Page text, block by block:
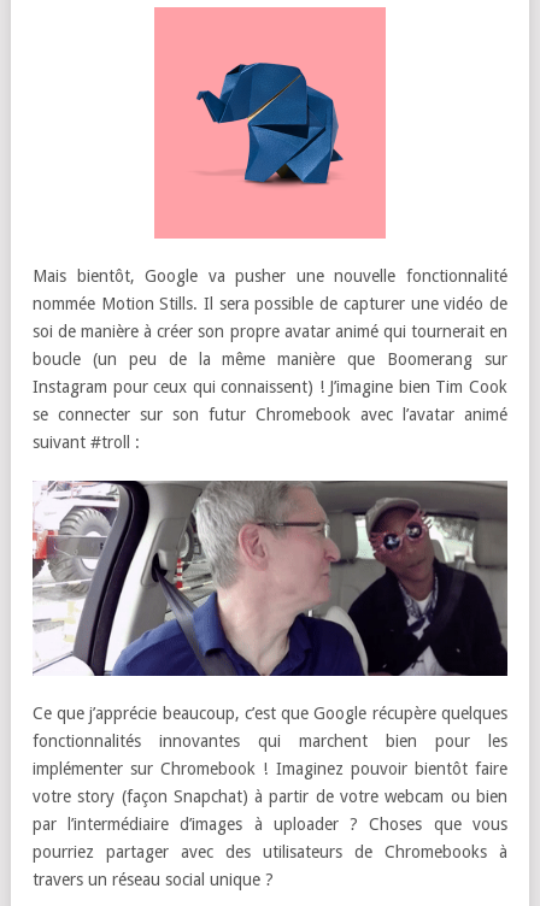
Mais bientôt, Google va pusher une nouvelle fonctionnalité
nommée Motion Stills. Il sera possible de capturer une vidéo de
soi de manière à créer son propre avatar animé qui tournerait en
boucle (un peu de la même manière que Boomerang sur
Instagram pour ceux qui connaissent) ! J’imagine bien Tim Cook
se connecter sur son futur Chromebook avec l’avatar animé
suivant #troll :
Ce que j’apprécie beaucoup, c’est que Google récupère quelques
fonctionnalités innovantes qui marchent bien pour les
implémenter sur Chromebook ! Imaginez pouvoir bientôt faire
votre story (façon Snapchat) à partir de votre webcam ou bien
par l’intermédiaire d’images à uploader ? Choses que vous
pourriez partager avec des utilisateurs de Chromebooks à
travers un réseau social unique ?